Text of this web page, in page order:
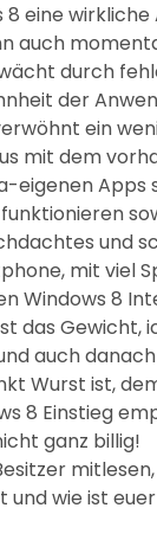
8 eine
auch
durch
der
ein
mit dem
eigenen Apps
und
mit viel
Windows 8
das Gewicht,
auch
Wurst ist,
8 Einstieg
ganz billig!
und wie ist euer